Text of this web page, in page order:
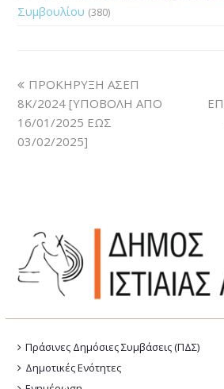
Συμβουλίου (380)
ΠΡΟΚΗΡΥΞΗ ΑΣΕΠ
8Κ/2024 [ΥΠΟΒΟΛΗ ΑΠΟ
16/01/2025 ΕΩΣ
03/02/2025]
Πράσινες Δημόσιες Συμβάσεις (ΠΔΣ)
Δημοτικές Ενότητες